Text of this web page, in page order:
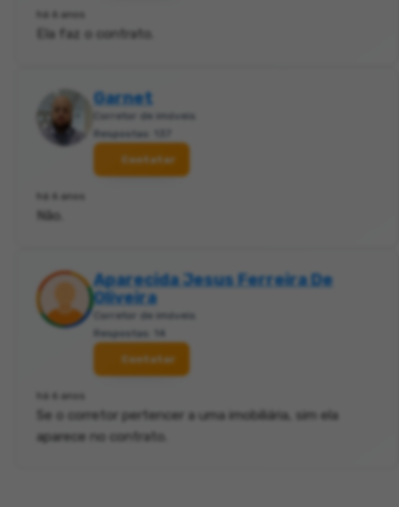
há 6 anos
Ela faz o contrato.
Garnet
Corretor de imóveis
Respostas: 137
Contatar
há 6 anos
Não.
Aparecida Jesus Ferreira De
Oliveira
Corretor de imóveis
Respostas: 14
Contatar
há 6 anos
Se o corretor pertencer a uma imobiliária, sim ela
aparece no contrato.